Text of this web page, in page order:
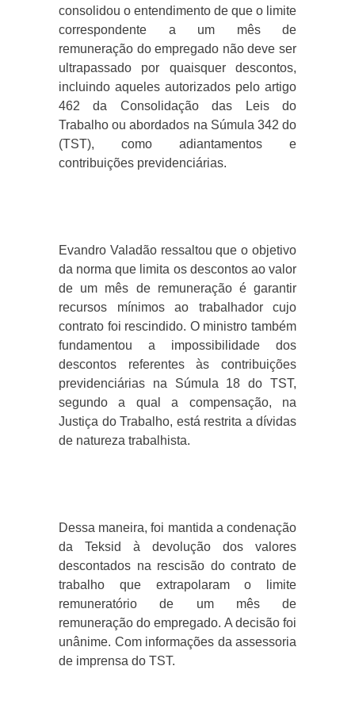
consolidou o entendimento de que o limite
correspondente a um mês de
remuneração do empregado não deve ser
ultrapassado por quaisquer descontos,
incluindo aqueles autorizados pelo artigo
462 da Consolidação das Leis do
Trabalho ou abordados na Súmula 342 do
(TST), como adiantamentos e
contribuições previdenciárias.
Evandro Valadão ressaltou que o objetivo
da norma que limita os descontos ao valor
de um mês de remuneração é garantir
recursos mínimos ao trabalhador cujo
contrato foi rescindido. O ministro também
fundamentou a impossibilidade dos
descontos referentes às contribuições
previdenciárias na Súmula 18 do TST,
segundo a qual a compensação, na
Justiça do Trabalho, está restrita a dívidas
de natureza trabalhista.
Dessa maneira, foi mantida a condenação
da Teksid à devolução dos valores
descontados na rescisão do contrato de
trabalho que extrapolaram o limite
remuneratório de um mês de
remuneração do empregado. A decisão foi
unânime. Com informações da assessoria
de imprensa do TST.